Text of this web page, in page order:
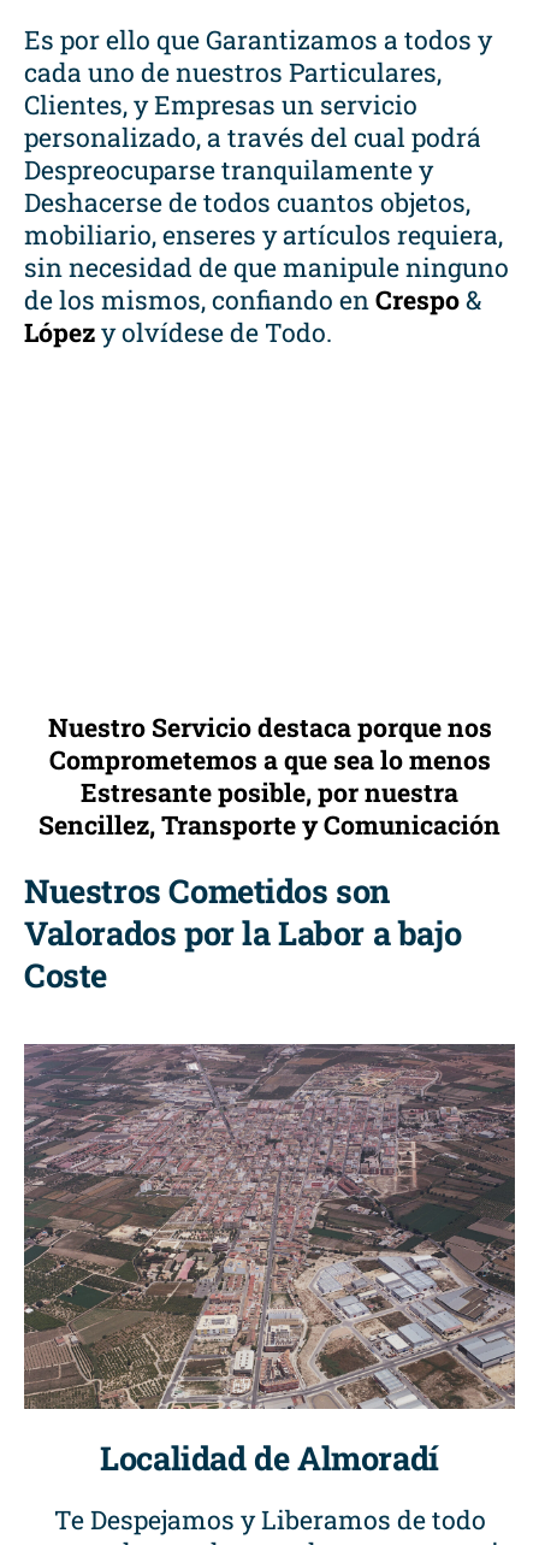
Es por ello que Garantizamos a todos y
cada uno de nuestros Particulares,
Clientes, y Empresas un servicio
personalizado, a través del cual podrá
Despreocuparse tranquilamente y
Deshacerse de todos cuantos objetos,
mobiliario, enseres y artículos requiera,
sin necesidad de que manipule ninguno
de los mismos, confiando enCrespo&
Lópezy olvídese de Todo.
Nuestro Servicio destaca porque nos
Comprometemos a que sea lo menos
Estresante posible, por nuestra
Sencillez, Transporte y Comunicación
Nuestros Cometidos son
Valorados por la Labor a bajo
Coste
Localidad de Almoradí
Te Despejamos y Liberamos de todo